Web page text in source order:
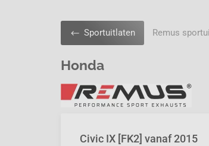
Sportuitlaten Remus
Honda
Civic IX [FK2] vanaf 2015